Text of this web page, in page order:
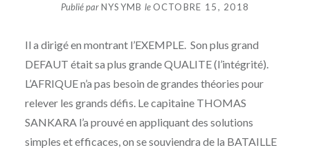
Publié parNYSYMB le OCTOBRE 15, 2018
Il a dirigé en montrant l’EXEMPLE. Son plus grand
DEFAUT était sa plus grande QUALITE (l’intégrité).
L’AFRIQUE n’a pas besoin de grandes théories pour
relever les grands défis. Le capitaine THOMAS
SANKARA l’a prouvé en appliquant des solutions
simples et efficaces, on se souviendra de la BATAILLE